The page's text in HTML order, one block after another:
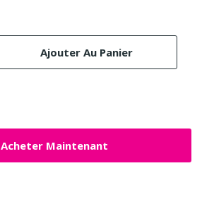
Ajouter Au Panier
Acheter Maintenant